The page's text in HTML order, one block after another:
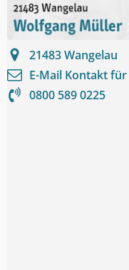
21483Wangelau
E-Mail Kontakt für
0800 589 0225